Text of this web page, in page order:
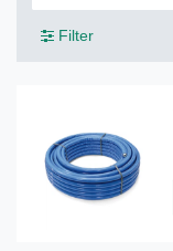
Filter